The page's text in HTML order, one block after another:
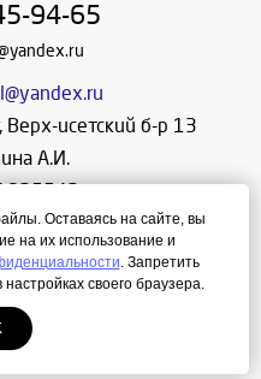
94-65
Верх-исетский б-р 13
А.И.
с 10-30 до 19-30
Оставаясь на сайте, вы
на их использование и
. Запретить
своего браузера.